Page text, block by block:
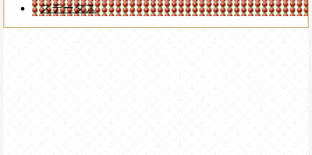
ステータス